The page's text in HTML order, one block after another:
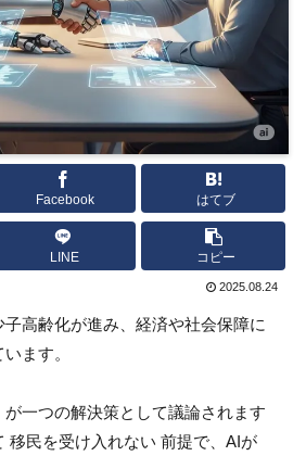
Facebook はてブ
LINE コピー
2025.08.24
高齢化が進み、 経済や社会保障に
ます。
一つの解決策として議論されます
移民を受け入れない 前提で、 AIが